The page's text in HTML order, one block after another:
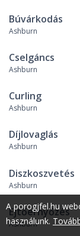
Búvárkodás
Ashburn
Cselgáncs
Ashburn
Curling
Ashburn
Díjlovaglás
Ashburn
Diszkoszvetés
Ashburn
Ejtőernyőzés
Ashburn
A porogjfel.hu
használunk.